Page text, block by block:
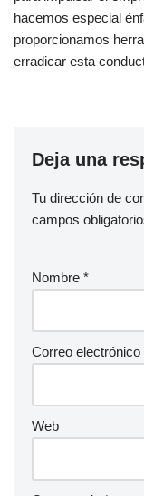
hacemos especial
proporcionamos
erradicar esta
Deja una
Tu dirección de
campos
Nombre *
Correo electrónico
Web